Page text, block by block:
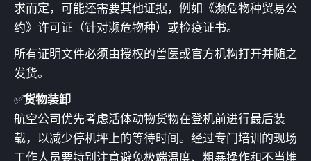
求而定，可能还需要其他证据，例如《濒危物种贸易公
约》许可证（针对濒危物种）或检疫证书。
所有证明文件必须由授权的兽医或官方机构打开并随之
发货。
✅货物装卸
航空公司优先考虑活体动物货物在登机前进行最后装
载，以减少停机坪上的等待时间。经过专门培训的现场
工作人员要特别注意避免极端温度、粗暴操作和不当堆